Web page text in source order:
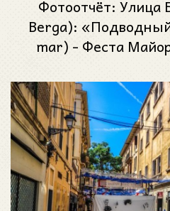
Фотоотчёт: Улица
Berga):
mar) - Феста